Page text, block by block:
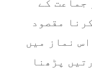
مقصود
نماز میں
پڑھنا